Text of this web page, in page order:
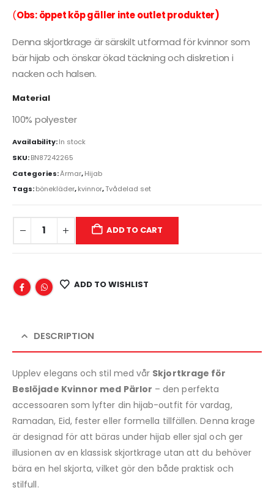
(Obs: öppet köp gäller inte outlet produkter)
Denna skjortkrage är särskilt utformad för kvinnor som
bär hijab och önskar ökad täckning och diskretion i
nacken och halsen.
Material
100% polyester
Availability:In stock
SKU:BN87242265
Categories:Ärmar,Hijab
Tags:bönekläder,kvinnor,Tvådelad set
ADD TO CART
ADD TO WISHLIST
DESCRIPTION
Upplev elegans och stil med vår Skjortkrage för
Beslöjade Kvinnor med Pärlor – den perfekta
accessoaren som lyfter din hijab-outfit för vardag,
Ramadan, Eid, fester eller formella tillfällen. Denna krage
är designad för att bäras under hijab eller sjal och ger
illusionen av en klassisk skjortkrage utan att du behöver
bära en hel skjorta, vilket gör den både praktisk och
stilfull.